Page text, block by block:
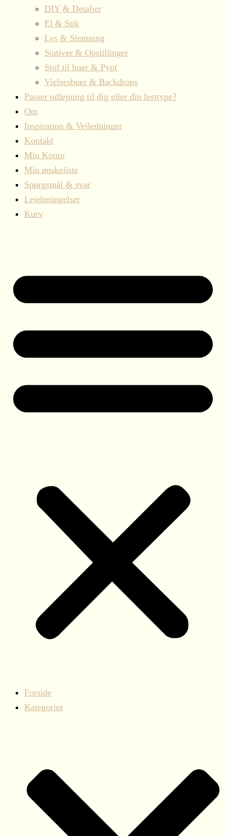
DIY & Detaljer
El & Stik
Lys & Stemning
Stativer & Opstillinger
Stof til buer & Pynt
Vielsesbuer & Backdrops
Passer udlejning til dig eller din festtype?
Om
Inspiration & Vejledninger
Kontakt
Min Konto
Min ønskeliste
Spørgsmål & svar
Lejebetingelser
Kurv
Forside
Kategorier